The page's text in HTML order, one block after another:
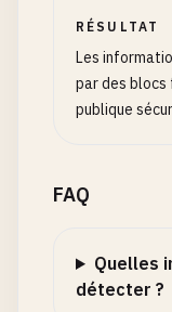
RÉSULTAT
Les
par des
publique
FAQ
Quelles
détecter ?